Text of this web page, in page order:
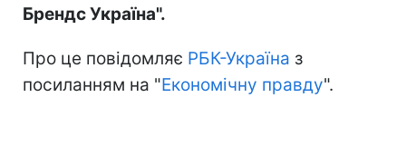
Брендс Україна".
Про це повідомляє РБК-Україна з
посиланням на "Економічну правду".